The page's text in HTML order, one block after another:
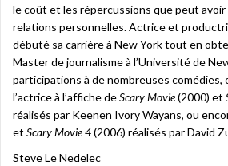
le coût et les répercussions que peut
relations personnelles. Actrice et
débuté sa carrière à New York tout en
Master de journalisme à l’Université de
participations à de nombreuses comédies,
l’actrice à l’affiche deScary Movie(2000) et
réalisés par Keenen Ivory Wayans, ou
et Scary Movie 4(2006) réalisés par David
Steve Le Nedelec